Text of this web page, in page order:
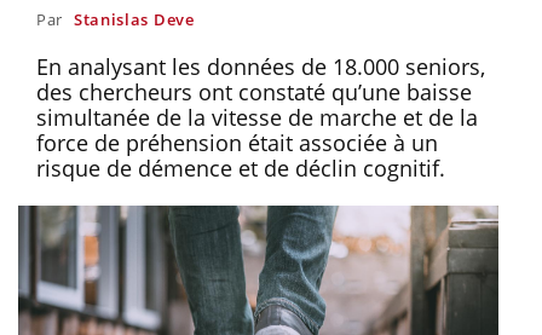
Par Stanislas Deve
En analysant les données de 18.000 seniors,
des chercheurs ont constaté qu’une baisse
simultanée de la vitesse de marche et de la
force de préhension était associée à un
risque de démence et de déclin cognitif.